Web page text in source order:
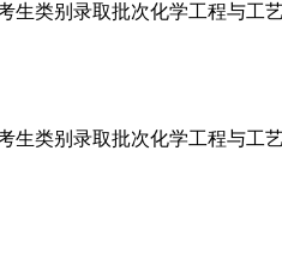
类别录取批次化学工程与工
类别录取批次化学工程与工